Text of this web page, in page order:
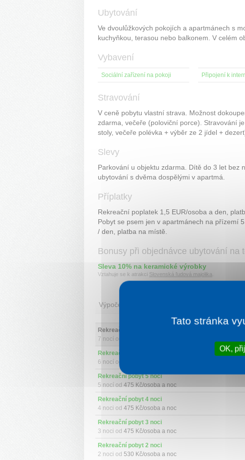
Ubytování
Ve dvoulůžkových pokojích a apartmánech s
kuchyňkou, terasou nebo balkonem. V celém
Vybavení
Sociální zařízení na pokoji Připojení k
Stravování
V ceně pobytu vlastní strava. Možnost
zdarma, večeře (poloviční porce). Stravování
stoly, večeře polévka + výběr ze 2 jídel +
Slevy
Parkování u objektu zdarma. Dítě do 3 let bez
ubytování s dvěma dospělými v apartmá.
Příplatky
Rekreační poplatek 1,5 EUR/osoba a den,
Pobyt se psem jen v apartmánech na přízemí
/ den, platba na místě.
Bonusy při objednávce ubytování na
Sleva 10% na keramické výrobky
Vztahuje se k atrakci Slovenská ľudová majolika
Výpočet ceny
Rekreační pobyt 7 nocí
7 nocí od
Rekreační pobyt 6 nocí
6 nocí od
Rekreační pobyt 5 nocí
5 nocí od 475 Kč/osoba a noc
Rekreační pobyt 4 noci
4 noci od 475 Kč/osoba a noc
Rekreační pobyt 3 noci
3 noci od 475 Kč/osoba a noc
Rekreační pobyt 2 noci
2 noci od 530 Kč/osoba a noc
Tato stránka
OK,